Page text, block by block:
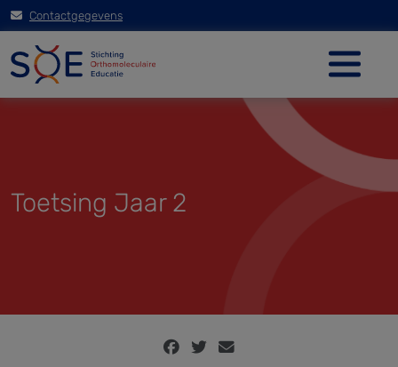
Contactgegevens
Toetsing Jaar 2